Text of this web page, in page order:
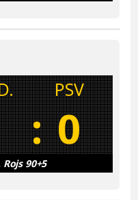
Rojs 90+5
PSV
: 0